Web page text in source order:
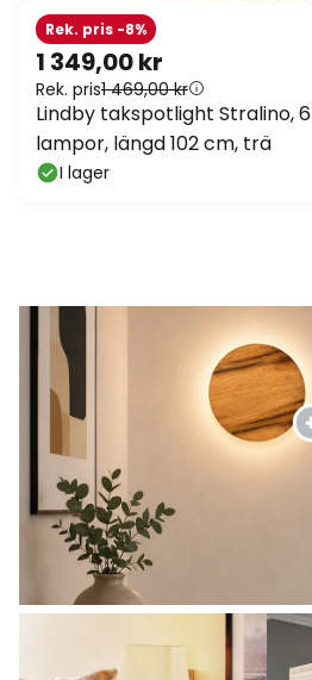
1 349,00 kr
Rek. pris1 469,00 kr
Rek. pris -8%
Lindby takspotlight Stralino, 6
lampor, längd 102 cm, trä
I lager